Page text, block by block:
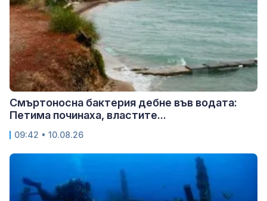
Смъртоносна бактерия дебне във водата:
Петима починаха, властите...
09:42 • 10.08.26